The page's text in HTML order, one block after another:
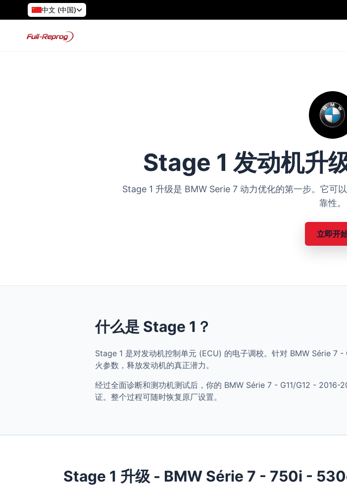
中文 (中国)
Stage 1 发动机升
Stage 1 升级是 BMW Serie 7 动力优化的第一步。它可
靠性。
立即开
什么是 Stage 1？
Stage 1 是对发动机控制单元 (ECU) 的电子调校。针对 BMW Série
火参数，释放发动机的真正潜力。
经过全面诊断和测功机测试后，你的 BMW Série 7 - G11/G12 -
证。整个过程可随时恢复原厂设置。
Stage 1 升级 - BMW Série 7 - 750i -